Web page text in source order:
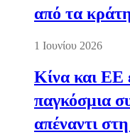
από τα
1 Ιουνίου 2026
Κίνα και ΕΕ
παγκόσμια
απέναντι